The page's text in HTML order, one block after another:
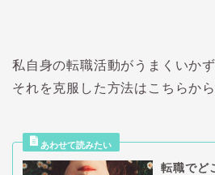
私自身の転職活動がうまくいか
それを克服した方法はこちらか
転職でど